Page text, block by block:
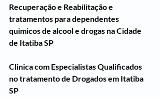
Recuperação e Reabilitação e
tratamentos para dependentes
quimicos de alcool e drogas na Cidade
de Itatiba SP
Clinica com Especialistas Qualificados
no tratamento de Drogados em Itatiba
SP